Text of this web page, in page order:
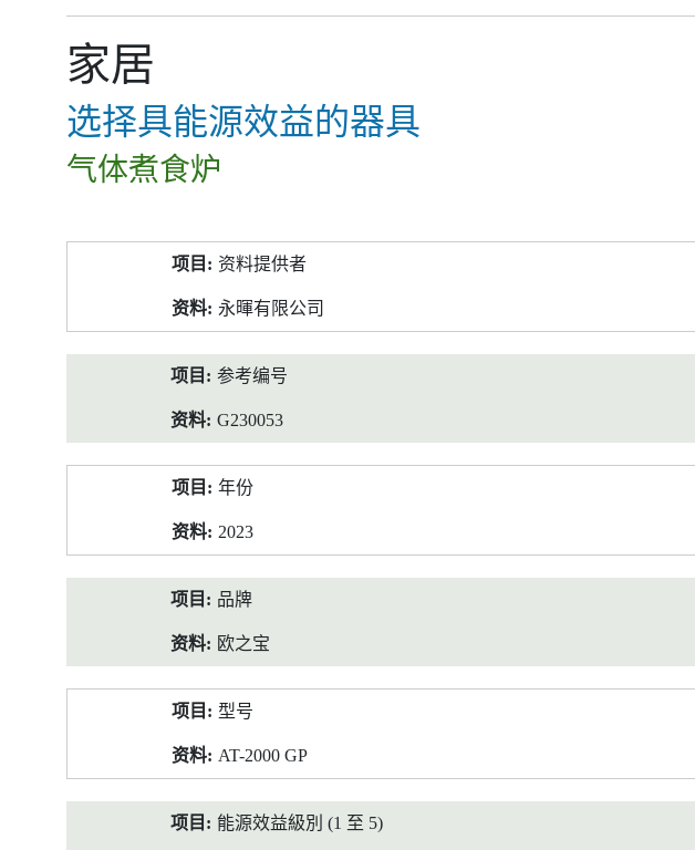
家居
选择具能源效益的器具
气体煮食炉
料
资料提供者
永暉有限公司
参考编号
G230053
年份
2023
品牌
欧之宝
型号
AT-2000 GP
能源效益級別 (1 至 5)